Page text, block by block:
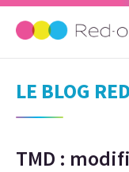
LE BLOG
TMD :